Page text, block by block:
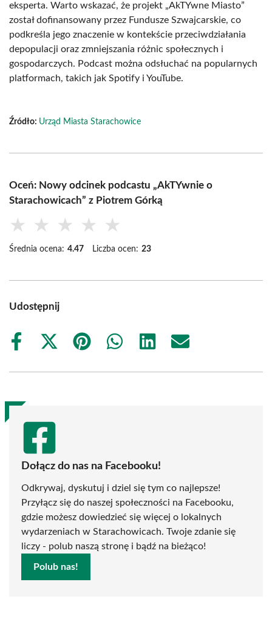
eksperta. Warto wskazać, że projekt „AkTYwne Miasto”
został dofinansowany przez Fundusze Szwajcarskie, co
podkreśla jego znaczenie w kontekście przeciwdziałania
depopulacji oraz zmniejszania różnic społecznych i
gospodarczych. Podcast można odsłuchać na popularnych
platformach, takich jak Spotify i YouTube.
Źródło: Urząd Miasta Starachowice
Oceń: Nowy odcinek podcastu „AkTYwnie o
Starachowicach” z Piotrem Górką
★ ★ ★ ★ ★
Średnia ocena: 4.47 Liczba ocen: 23
Udostępnij
Share
Share
(Twitter)
Share
Share
Share
Share
Dołącz do nas na Facebooku!
Odkrywaj, dyskutuj i dziel się tym co najlepsze!
Przyłącz się do naszej społeczności na Facebooku,
gdzie możesz dowiedzieć się więcej o lokalnych
wydarzeniach w Starachowicach. Twoje zdanie się
liczy - polub naszą stronę i bądź na bieżąco!
Polub nas!